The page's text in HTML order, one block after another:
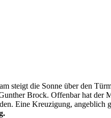
steigt die Sonne über den
Brock. Offenbar hat
Eine Kreuzigung,